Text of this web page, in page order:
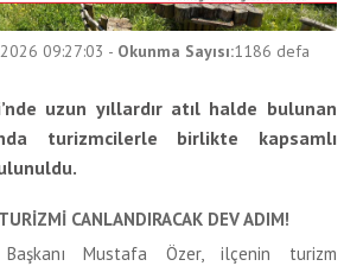
09:27:03 - Okunma Sayısı:1186 defa
uzun yıllardır atıl halde bulunan
turizmcilerle birlikte kapsamlı
CANLANDIRACAK DEV ADIM!
Mustafa Özer, ilçenin turizm